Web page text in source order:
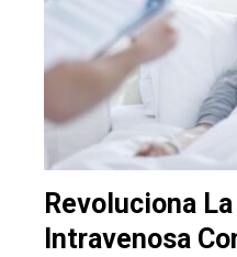
Revoluciona
Intravenosa